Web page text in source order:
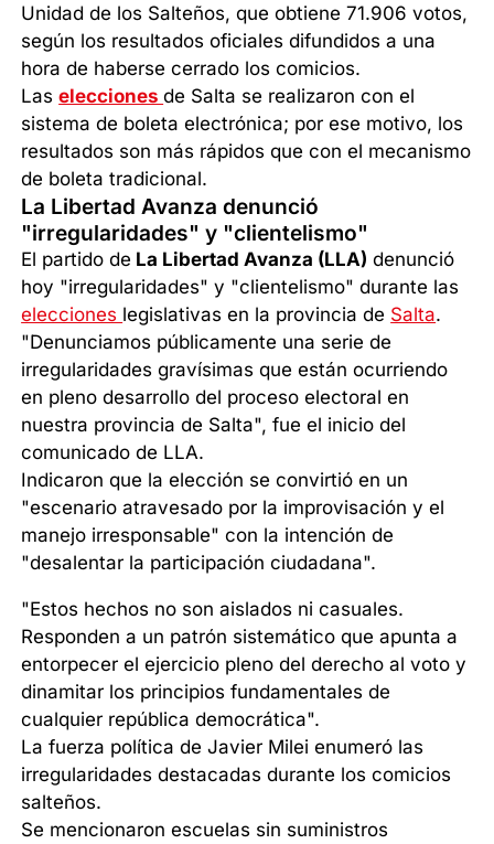
Unidad de los Salteños, que obtiene 71.906 votos,
según los resultados oficiales difundidos a una
hora de haberse cerrado los comicios.
Laseleccionesde Salta se realizaron con el
sistema de boleta electrónica; por ese motivo, los
resultados son más rápidos que con el mecanismo
de boleta tradicional.
La Libertad Avanza denunció
"irregularidades" y "clientelismo"
El partido de La Libertad Avanza (LLA) denunció
hoy "irregularidades" y "clientelismo" durante las
elecciones legislativas en la provincia de Salta.
"Denunciamos públicamente una serie de
irregularidades gravísimas que están ocurriendo
en pleno desarrollo del proceso electoral en
nuestra provincia de Salta", fue el inicio del
comunicado de LLA.
Indicaron que la elección se convirtió en un
"escenario atravesado por la improvisación y el
manejo irresponsable" con la intención de
"desalentar la participación ciudadana".
"Estos hechos no son aislados ni casuales.
Responden a un patrón sistemático que apunta a
entorpecer el ejercicio pleno del derecho al voto y
dinamitar los principios fundamentales de
cualquier república democrática".
La fuerza política de Javier Milei enumeró las
irregularidades destacadas durante los comicios
salteños.
Se mencionaron escuelas sin suministros